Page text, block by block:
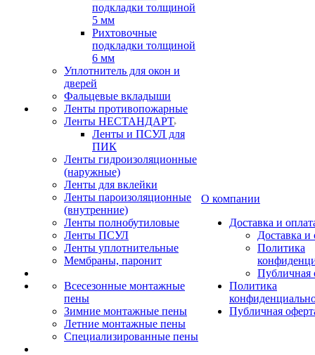
подкладки толщиной
5 мм
Рихтовочные
подкладки толщиной
6 мм
Уплотнитель для окон и
дверей
Фальцевые вкладыши
Ленты противопожарные
Ленты НЕСТАНДАРТ
Ленты и ПСУЛ для
ПИК
Ленты гидроизоляционные
(наружные)
Ленты для вклейки
Ленты пароизоляционные
(внутренние)
Ленты полнобутиловые
Ленты ПСУЛ
Ленты уплотнительные
Мембраны, паронит
Всесезонные монтажные
пены
Зимние монтажные пены
Летние монтажные пены
Специализированные пены
О компании
Доставка и
Доставка и
Политика
Публичная
Политика
Публичная